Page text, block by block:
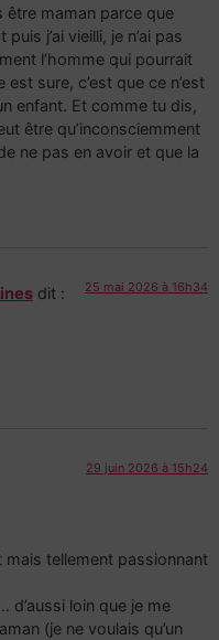
être maman parce que
j’ai vieilli, je n’ai pas
l’homme qui pourrait
sure, c’est que ce n’est
enfant. Et comme tu dis,
être qu’inconsciemment
ne pas en avoir et que la
dit : 25 mai 2026 à 16h34
29 juin 2026 à 15h24
tellement passionnant
d’aussi loin que je me
(je ne voulais qu’un